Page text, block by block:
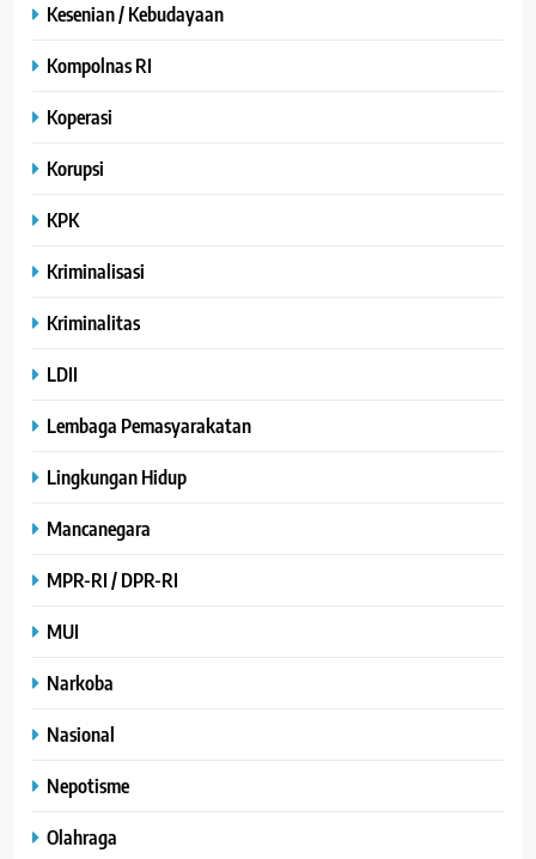
Kesenian / Kebudayaan
Kompolnas RI
Koperasi
Korupsi
KPK
Kriminalisasi
Kriminalitas
LDII
Lembaga Pemasyarakatan
Lingkungan Hidup
Mancanegara
MPR-RI / DPR-RI
MUI
Narkoba
Nasional
Nepotisme
Olahraga